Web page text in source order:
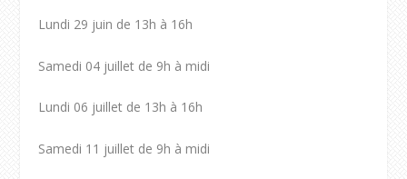
Lundi 29 juin de 13h à 16h
Samedi 04 juillet de 9h à midi
Lundi 06 juillet de 13h à 16h
Samedi 11 juillet de 9h à midi